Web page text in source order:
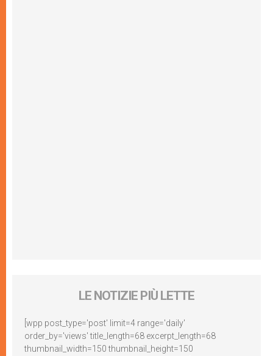
LE NOTIZIE PIÙ LETTE
[wpp post_type='post' limit=4 range='daily'
order_by='views' title_length=68 excerpt_length=68
thumbnail_width=150 thumbnail_height=150